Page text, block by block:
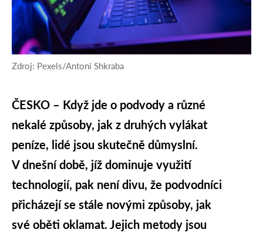
Zdroj: Pexels/Antoni Shkraba
ČESKO – Když jde o podvody a různé
nekalé způsoby, jak z druhých vylákat
peníze, lidé jsou skutečně důmyslní.
V dnešní době, jíž dominuje využití
technologií, pak není divu, že podvodníci
přicházejí se stále novými způsoby, jak
své oběti oklamat. Jejich metody jsou